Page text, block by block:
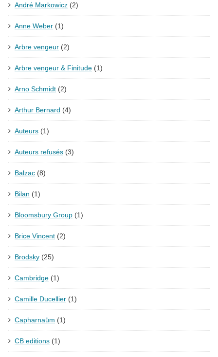
André Markowicz (2)
Anne Weber (1)
Arbre vengeur (2)
Arbre vengeur & Finitude (1)
Arno Schmidt (2)
Arthur Bernard (4)
Auteurs (1)
Auteurs refusés (3)
Balzac (8)
Bilan (1)
Bloomsbury Group (1)
Brice Vincent (2)
Brodsky (25)
Cambridge (1)
Camille Ducellier (1)
Capharnaüm (1)
CB editions (1)